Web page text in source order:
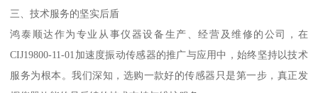
三、技术服务的坚实后盾
鸿泰顺达作为专业从事仪器设备生产、经营及维修的公司，在
CIJ19800-11-01加速度振动传感器的推广与应用中，始终坚持以技术
服务为根本。我们深知，选购一款好的传感器只是第一步，真正发